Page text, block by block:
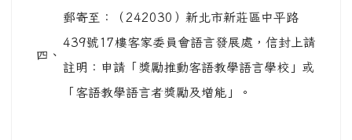
四、
郵寄至：（242030）新北市新莊區中平路
439號17樓客家委員會語言發展處，信封上請
註明：申請「獎勵推動客語教學語言學校」或
「客語教學語言者獎勵及增能」。